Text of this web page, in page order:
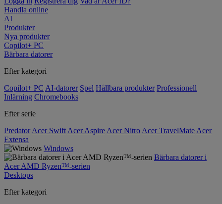
Handla online
AI
Produkter
Nya produkter
Copilot+ PC
Bärbara datorer
Efter kategori
Copilot+ PC AI-datorer Spel Hållbara produkter Professionell
Inlärning Chromebooks
Efter serie
Predator Acer Swift Acer Aspire Acer Nitro Acer TravelMate Acer
Extensa
Windows
Bärbara datorer i
Acer AMD Ryzen™-serien
Desktops
Efter kategori